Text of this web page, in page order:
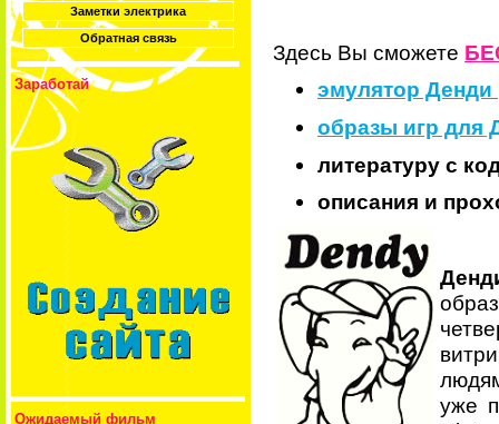
Заметки электрика
Обратная связь
Заработай
Ожидаемый фильм
Здесь Вы сможете
эмулятор Денди
образы игр для
литературу с
описания и
уже